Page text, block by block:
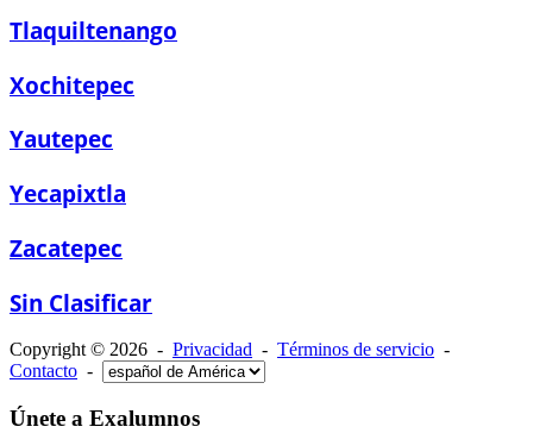
Tlaquiltenango
Xochitepec
Yautepec
Yecapixtla
Zacatepec
Sin Clasificar
Copyright © 2026 - Privacidad - Términos de servicio -
Contacto -
Únete a Exalumnos